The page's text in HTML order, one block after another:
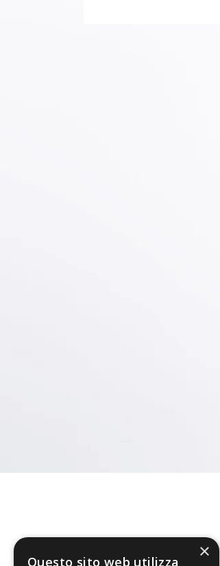
×
Questo sito web utilizza